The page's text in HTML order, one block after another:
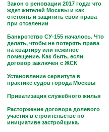
Закон о реновации 2017 года: что
ждет жителей Москвы и как
отстоять и защитить свои права
при отселении
Банкротство СУ-155 началось. Что
делать, чтобы не потерять права
на квартиру или нежилое
помещение. Как быть, если
договор заключен с ЖСК
Установление сервитута в
практике судов города Москвы
Приватизация служебного жилья
Расторжение договора долевого
участия в строительстве по
инициативе застройщика.